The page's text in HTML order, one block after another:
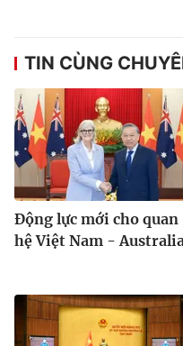
TIN CÙNG
Động lực mới cho quan
hệ Việt Nam - Australia